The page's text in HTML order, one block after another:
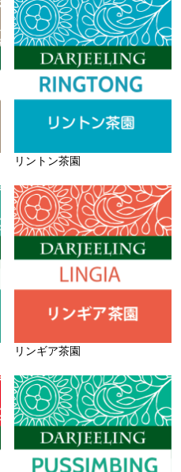
リントン茶園
リンギア茶園